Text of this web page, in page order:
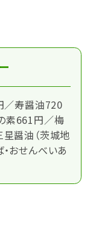
／寿醤油720
素661円／梅
星醤油（茨城地
おせんべいあ